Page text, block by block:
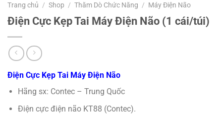
Trang chủ / Shop / Thăm Dò Chức Năng / Máy Điện Não
Điện Cực Kẹp Tai Máy Điện Não (1 cái/túi)
Điện Cực Kẹp Tai Máy Điện Não
Hãng sx: Contec – Trung Quốc
Điện cực điện não KT88 (Contec).